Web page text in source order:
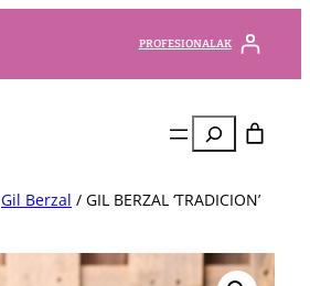
PROFESIONALAK
Bilatu
Gil Berzal / GIL BERZAL ‘TRADICION’